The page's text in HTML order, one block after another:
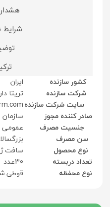
شرایط
کشور سازنده
ایران
شرکت سازنده
تریتا
سایت شرکت سازنده
صادر کننده مجوز
سازمان
جنسیت مصرف
عمومی
سن مصرف
نوع محصول
سافت
تعداد دربسته
30عدد
نوع محفظه
قوطی